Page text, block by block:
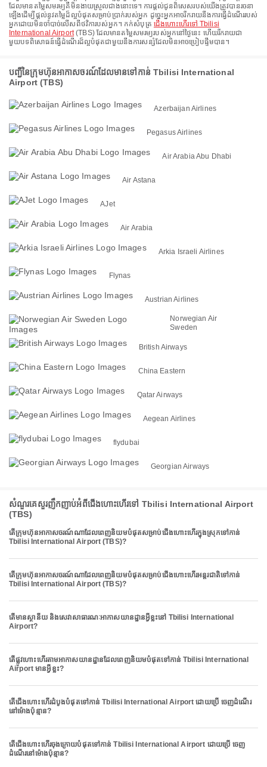
ដែលមានតម្លៃសមរម្យគឺមិនងាយស្រួលជាងនោះទេ។ ការផ្តល់ជូនពិសេសរបស់យើងត្រូវបានរចនា
ឡើងដើម្បីផ្តល់នូវតម្លៃដ៏ល្អបំផុតសម្រាប់ប្រាក់របស់អ្នក ដូច្នេះអ្នកអាចរីករាយនឹងការធ្វើដំណើររបស់
អ្នកដោយមិនចាំបាច់លើសពីថវិការបស់អ្នក។ កក់សំបុត្រ ជើងហោះហើរទៅ Tbilisi
International Airport(TBS) ដែលមានតម្លៃសមរម្យរបស់អ្នកនៅថ្ងៃនេះ ហើយរីករាយជា
មួយបទពិសោធន៍ធ្វើដំណើរដ៏ល្អបំផុតជាមួយនឹងការសន្សំដែលមិនអាចប្រៀបផ្ទឹមបាន។
បញ្ជីនៃក្រុមហ៊ុនអាកាសចរណ៍ដែលមានទៅកាន់ Tbilisi International
Airport (TBS)
Azerbaijan Airlines
Pegasus Airlines
Air Arabia Abu Dhabi
Air Astana
AJet
Air Arabia
Arkia Israeli Airlines
Flynas
Austrian Airlines
Norwegian Air
Sweden
British Airways
China Eastern
Qatar Airways
Aegean Airlines
flydubai
Georgian Airways
សំណួរគេសួរញឹកញាប់អំពីជើងហោះហើរទៅ Tbilisi International Airport
(TBS)
តើក្រុមហ៊ុនអាកាសចរណ៍ណាដែលពេញនិយមបំផុតសម្រាប់ជើងហោះហើរក្នុងស្រុកទៅកាន់
Tbilisi International Airport (TBS)?
តើក្រុមហ៊ុនអាកាសចរណ៍ណាដែលពេញនិយមបំផុតសម្រាប់ជើងហោះហើរអន្តរជាតិទៅកាន់
Tbilisi International Airport (TBS)?
តើមានស្ថានីយ និងសេវាសាធារណៈអាកាសយានដ្ឋានអ្វីខ្លះនៅ Tbilisi International
Airport?
តើផ្លូវហោះហើរតាមអាកាសយានដ្ឋានដែលពេញនិយមបំផុតទៅកាន់ Tbilisi International
Airport មានអ្វីខ្លះ?
តើជើងហោះហើរដំបូងបំផុតទៅកាន់ Tbilisi International Airport ដោយប្រើ ចេញដំណើរ
នៅម៉ោងប៉ុន្មាន?
តើជើងហោះហើរចុងក្រោយបំផុតទៅកាន់ Tbilisi International Airport ដោយប្រើ ចេញ
ដំណើរនៅម៉ោងប៉ុន្មាន?